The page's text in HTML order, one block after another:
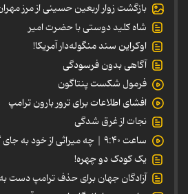
بازگشت زوار اربعین حسینی از مرز
شاه کلید دوستی با حضرت امیر
اوکراین سند منگوله‌دار آمریکا!
آگاهی بدون فرسودگی
فرمول شکست پنتاگون
افشای اطلاعات برای ترور بارون ترامپ
نجات از غرق شدگی
ساعت ۹:۴۰ | چه میراثی از خود به جای گذاشت؟
یک کودک دو چهره!
آزادگان جهان برای حذف ترامپ دست